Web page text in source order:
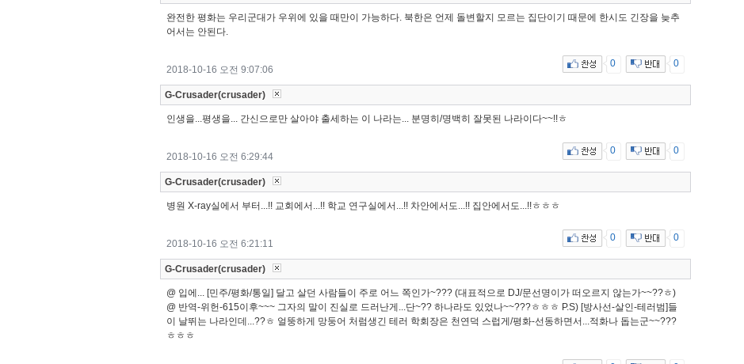
완전한 평화는 우리군대가 우위에 있을 때만이 가능하다. 북한은 언제 돌변할지 모르는 집단이기 때문에 한시도 긴장을 늦추
어서는 안된다.
2018-10-16 오전 9:07:06
0 0
G-Crusader(crusader)
인생을...평생을... 간신으로만 살아야 출세하는 이 나라는... 분명히/명백히 잘못된 나라이다~~!!ㅎ
2018-10-16 오전 6:29:44
0 0
G-Crusader(crusader)
병원 X-ray실에서 부터...!! 교회에서...!! 학교 연구실에서...!! 차안에서도...!! 집안에서도...!!ㅎㅎㅎ
2018-10-16 오전 6:21:11
0 0
G-Crusader(crusader)
@ 입에... [민주/평화/통일] 달고 살던 사람들이 주로 어느 쪽인가~??? (대표적으로 DJ/문선명이가 떠오르지 않는가~~??ㅎ)
@ 반역-위헌-615이후~~~ 그자의 말이 진실로 드러난게...단~?? 하나라도 있었나~~???ㅎㅎㅎ P.S) [방사선-살인-테러범]들
이 날뛰는 나라인데...??ㅎ 얼뚱하게 망둥어 처럼생긴 테러 학회장은 천연덕 스럽게/평화-선동하면서...적화나 돕는군~~???
ㅎㅎㅎ